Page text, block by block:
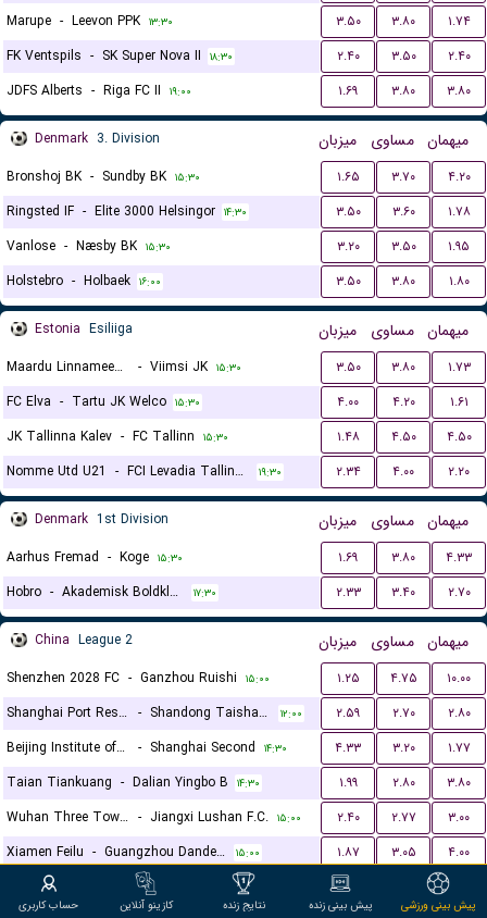
Marupe - Leevon PPK ۱۳:۳۰ ۳.۵۰ ۳.۸۰
۱.۷۴
FK Ventspils - SK Super Nova II ۱۸:۳۰ ۲.۴۰ ۳.۵۰
۲.۴۰
JDFS Alberts - Riga FC II ۱۹:۰۰ ۱.۶۹ ۳.۸۰ ۳.۸۰
Denmark 3. Division میزبان مساوی میهمان
Bronshoj BK - Sundby BK ۱۵:۳۰ ۱.۶۵ ۳.۷۰
۴.۲۰
Ringsted IF - Elite 3000 Helsingor ۱۴:۳۰ ۳.۵۰ ۳.۶۰
۱.۷۸
Vanlose - Næsby BK ۱۵:۳۰ ۳.۲۰ ۳.۵۰
۱.۹۵
Holstebro - Holbaek ۱۶:۰۰ ۳.۵۰ ۳.۸۰ ۱.۸۰
Estonia Esiliiga میزبان مساوی میهمان
Maardu Linnameeskond FC - Viimsi JK ۱۵:۳۰ ۳.۵۰ ۳.۸۰
۱.۷۳
FC Elva - Tartu JK Welco ۱۵:۳۰ ۴.۰۰ ۴.۲۰
۱.۶۱
JK Tallinna Kalev - FC Tallinn ۱۵:۳۰ ۱.۴۸ ۴.۵۰
۴.۵۰
Nomme Utd U21 - FCI Levadia Tallinn II ۱۹:۳۰ ۲.۳۴ ۴.۰۰ ۲.۲۰
Denmark 1st Division میزبان مساوی میهمان
Aarhus Fremad - Koge ۱۵:۳۰ ۱.۶۹ ۳.۸۰
۴.۳۳
Hobro - Akademisk Boldklub Gladsaxe ۱۷:۳۰ ۲.۳۳ ۳.۴۰ ۲.۷۰
China League 2 میزبان مساوی میهمان
Shenzhen 2028 FC - Ganzhou Ruishi ۱۵:۰۰ ۱.۲۵ ۴.۷۵
۱۰.۰۰
Shanghai Port Reserves - Shandong Taishan Reserves ۱۲:۰۰ ۲.۵۹ ۲.۷۰
۲.۸۰
Beijing Institute of Technology FC
- Shanghai Second ۱۴:۳۰ ۴.۳۳ ۳.۲۰
۱.۷۷
Taian Tiankuang - Dalian Yingbo B ۱۴:۳۰ ۱.۹۹ ۲.۸۰
۳.۸۰
Wuhan Three Towns II - Jiangxi Lushan F.C. ۱۵:۰۰ ۲.۴۰ ۲.۷۷
۳.۰۰
Xiamen Feilu - Guangzhou Dandelion Alpha FC ۱۵:۰۰ ۱.۸۷ ۳.۰۵
۴.۰۰
-Hubei Istar F.C. ۱۵:۰۵ ۲.۰۷ ۳.۴۰
پیش بینی ورزشی پیش بینی زنده نتایج زنده کازینو آنلاین حساب کاربری